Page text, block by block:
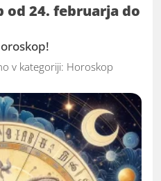
od 24. februarja do
v kategoriji: Horoskop